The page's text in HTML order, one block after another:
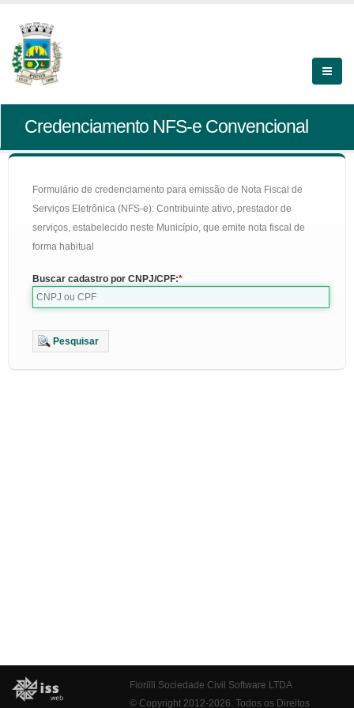
Credenciamento NFS-e Convencional
Formulário de credenciamento para emissão de Nota Fiscal de
Serviços Eletrônica (NFS-e): Contribuinte ativo, prestador de
serviços, estabelecido neste Município, que emite nota fiscal de
forma habitual
Buscar cadastro por CNPJ/CPF:
Pesquisar
Fiorilli Sociedade Civil Software LTDA
© Copyright 2012-2026. Todos os Direitos